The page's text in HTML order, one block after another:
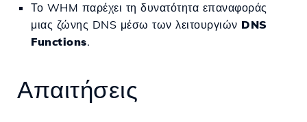
Το WHM παρέχει τη δυνατότητα επαναφοράς
μιας ζώνης DNS μέσω των λειτουργιών DNS
Functions.
Απαιτήσεις